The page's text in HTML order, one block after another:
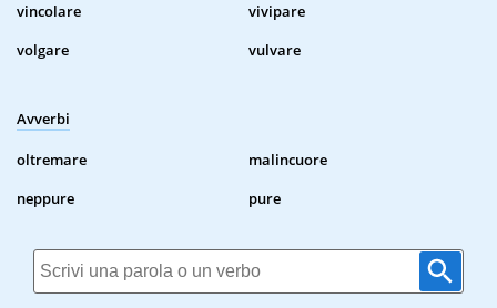
vincolare
vivipare
volgare
vulvare
Avverbi
oltremare
malincuore
neppure
pure